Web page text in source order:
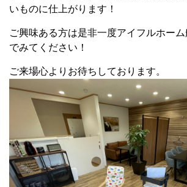
いものに仕上がります！
ご興味ある方は是非一度アイフルホー
でみてください！
ご来場心よりお待ちしております。